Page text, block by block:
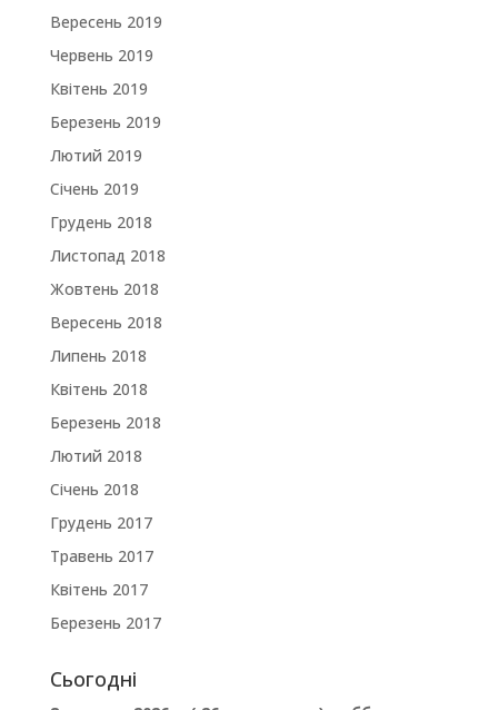
Вересень 2019
Червень 2019
Квітень 2019
Березень 2019
Лютий 2019
Січень 2019
Грудень 2018
Листопад 2018
Жовтень 2018
Вересень 2018
Липень 2018
Квітень 2018
Березень 2018
Лютий 2018
Січень 2018
Грудень 2017
Травень 2017
Квітень 2017
Березень 2017
Сьогодні